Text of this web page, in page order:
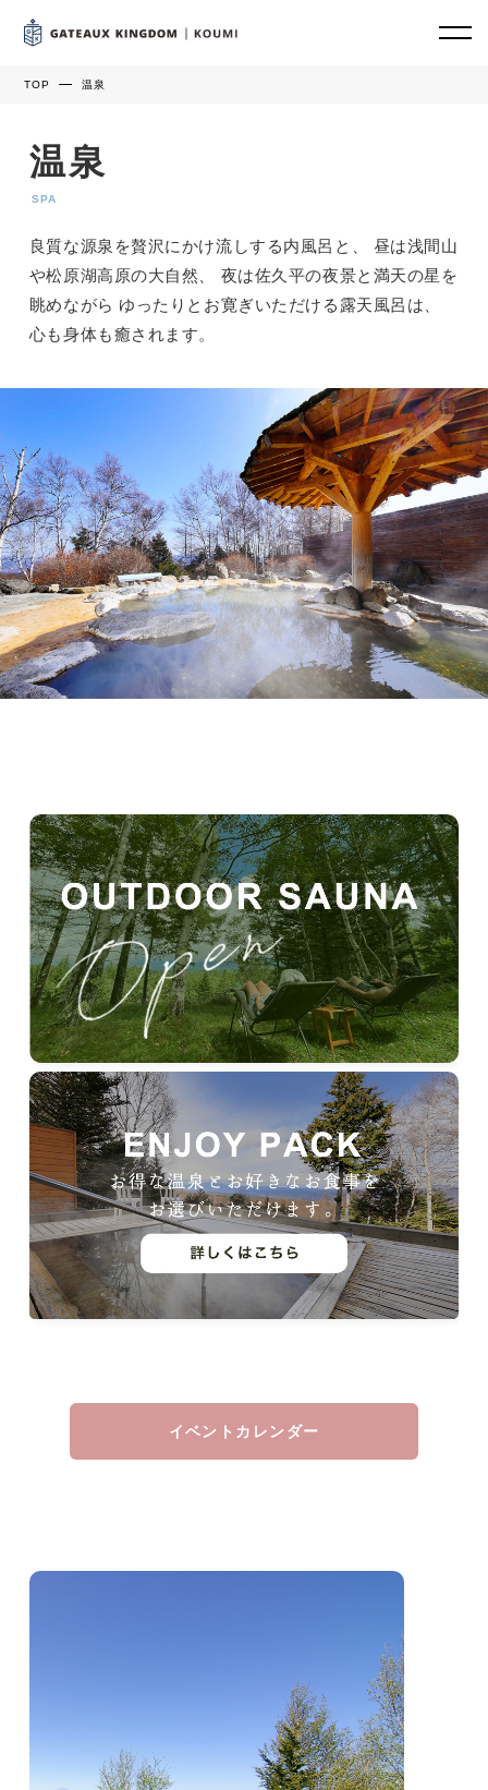
TOP 温泉
温泉
SPA
良質な源泉を贅沢にかけ流しする内風呂と、 昼は浅間山
や松原湖高原の大自然、 夜は佐久平の夜景と満天の星を
眺めながら ゆったりとお寛ぎいただける露天風呂は、
心も身体も癒されます。
イベントカレンダー